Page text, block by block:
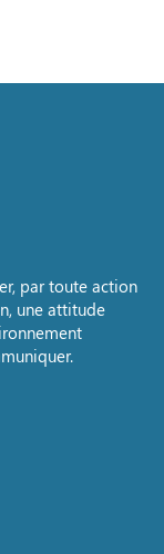
par toute action
une attitude